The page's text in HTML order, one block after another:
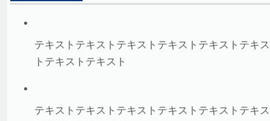
テキストテキストテキストテキストテキストテキス
トテキストテキスト
テキストテキストテキストテキストテキストテキス